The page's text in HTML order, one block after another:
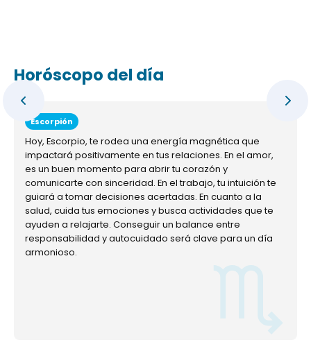
Horóscopo del día
Escorpión
Hoy, Escorpio, te rodea una energía magnética que
impactará positivamente en tus relaciones. En el amor,
es un buen momento para abrir tu corazón y
comunicarte con sinceridad. En el trabajo, tu intuición te
guiará a tomar decisiones acertadas. En cuanto a la
salud, cuida tus emociones y busca actividades que te
ayuden a relajarte. Conseguir un balance entre
responsabilidad y autocuidado será clave para un día
armonioso.